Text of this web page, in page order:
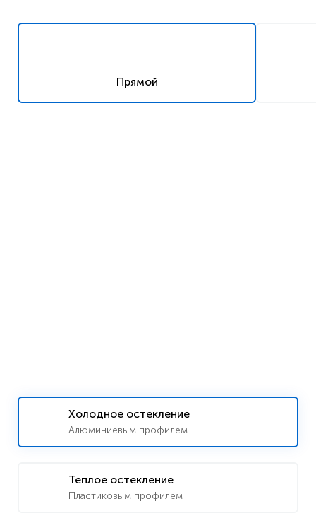
Прямой
Холодное остекление
Алюминиевым профилем
Теплое остекление
Пластиковым профилем